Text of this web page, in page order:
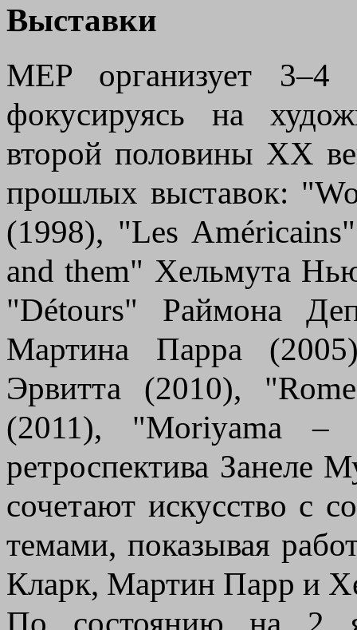
Выставки
MEP организует
фокусируясь на
второй половины XX
прошлых выставок:
(1998), "Les
and them" Хельмута
"Détours" Раймона
Мартина Парра
Эрвитта (2010),
(2011), "Moriyama –
ретроспектива Занеле
сочетают искусство с
темами, показывая
Кларк, Мартин Парр и
По состоянию на 2